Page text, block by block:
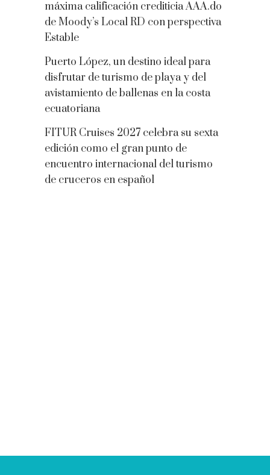
máxima calificación crediticia AAA.do
de Moody’s Local RD con perspectiva
Estable
Puerto López, un destino ideal para
disfrutar de turismo de playa y del
avistamiento de ballenas en la costa
ecuatoriana
FITUR Cruises 2027 celebra su sexta
edición como el gran punto de
encuentro internacional del turismo
de cruceros en español